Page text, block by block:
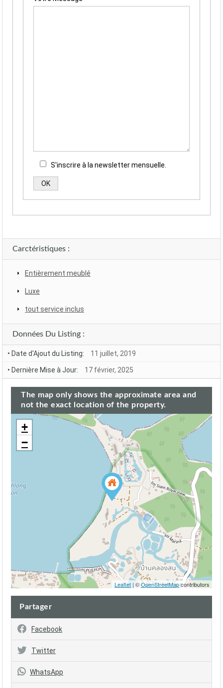
S'inscrire à la newsletter mensuelle.
Carctéristiques :
Entièrement meublé
Luxe
tout service inclus
Données Du Listing :
• Date d'Ajout du Listing: 11 juillet, 2019
• Dernière Mise à Jour: 17 février, 2025
The map only shows the approximate area and
not the exact location of the property.
+
−
Leaflet | ©OpenStreetMapcontributors
Partager
Facebook
Twitter
WhatsApp